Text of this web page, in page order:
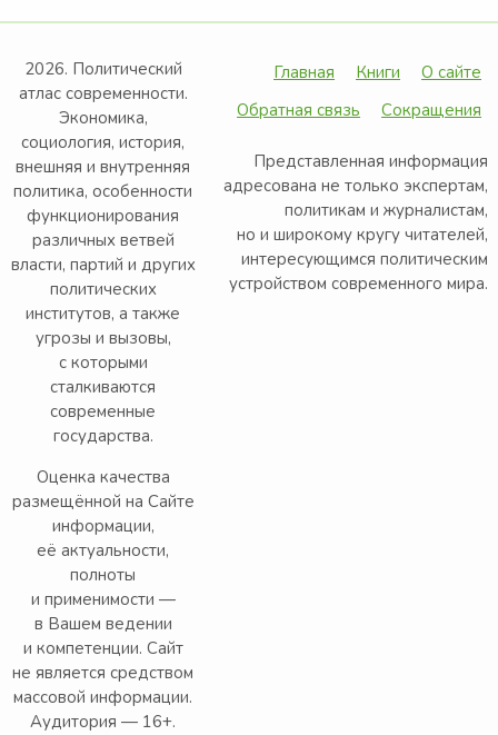
2026. Политический
атлас современности.
Экономика,
социология, история,
внешняя и внутренняя
политика, особенности
функционирования
различных ветвей
власти, партий и других
политических
институтов, а также
угрозы и вызовы,
с которыми
сталкиваются
современные
государства.
Оценка качества
размещённой на Сайте
информации,
её актуальности,
полноты
и применимости —
в Вашем ведении
и компетенции. Сайт
не является средством
массовой информации.
Аудитория — 16+.
Главная Книги
О сайте
Обратная связь
Сокращения
Представленная информация
адресована не только экспертам,
политикам и журналистам,
но и широкому кругу читателей,
интересующимся политическим
устройством современного мира.